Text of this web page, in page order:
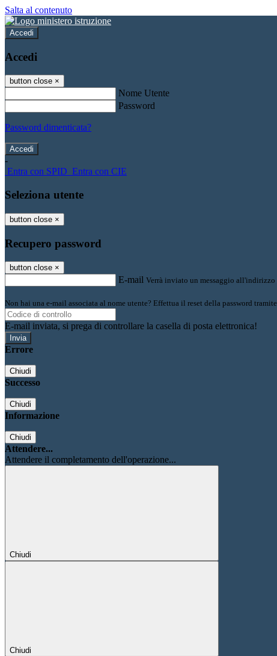
Salta al contenuto
Accedi
Accedi
button close ×
Nome Utente
Password
Password dimenticata?
-
Entra con SPID Entra con CIE
Seleziona utente
button close ×
Recupero password
button close ×
E-mail Verrà inviato un messaggio
Non hai una e-mail associata al nome utente? Effettua il reset della password
E-mail inviata, si prega di controllare la casella di posta elettronica!
Errore
Chiudi
Successo
Chiudi
Informazione
Chiudi
Attendere...
Attendere il completamento dell'operazione...
Chiudi
Chiudi